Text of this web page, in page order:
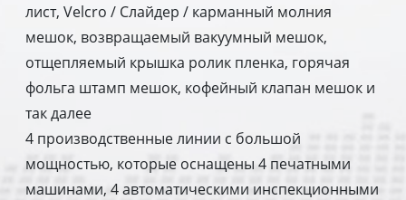
лист, Velcro / Слайдер / карманный молния
мешок, возвращаемый вакуумный мешок,
отщепляемый крышка ролик пленка, горячая
фольга штамп мешок, кофейный клапан мешок и
так далее
4 производственные линии с большой
мощностью, которые оснащены 4 печатными
машинами, 4 автоматическими инспекционными